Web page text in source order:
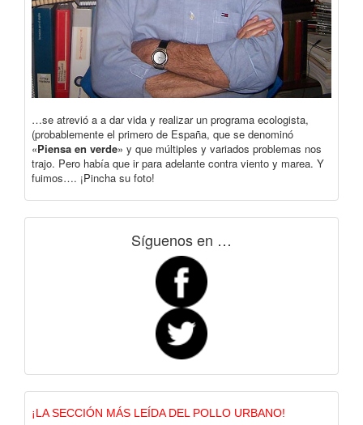
…se atrevió a a dar vida y realizar un programa ecologista,
(probablemente el primero de España, que se denominó
«Piensa en verde» y que múltiples y variados problemas nos
trajo. Pero había que ir para adelante contra viento y marea. Y
fuimos…. ¡Pincha su foto!
Síguenos en …
¡LA SECCIÓN MÁS LEÍDA DEL POLLO URBANO!